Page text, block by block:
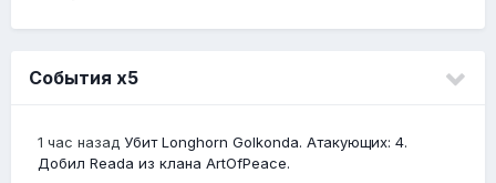
События х5
1 час назад Убит Longhorn Golkonda. Атакующих: 4.
Добил Reada из клана ArtOfPeace.